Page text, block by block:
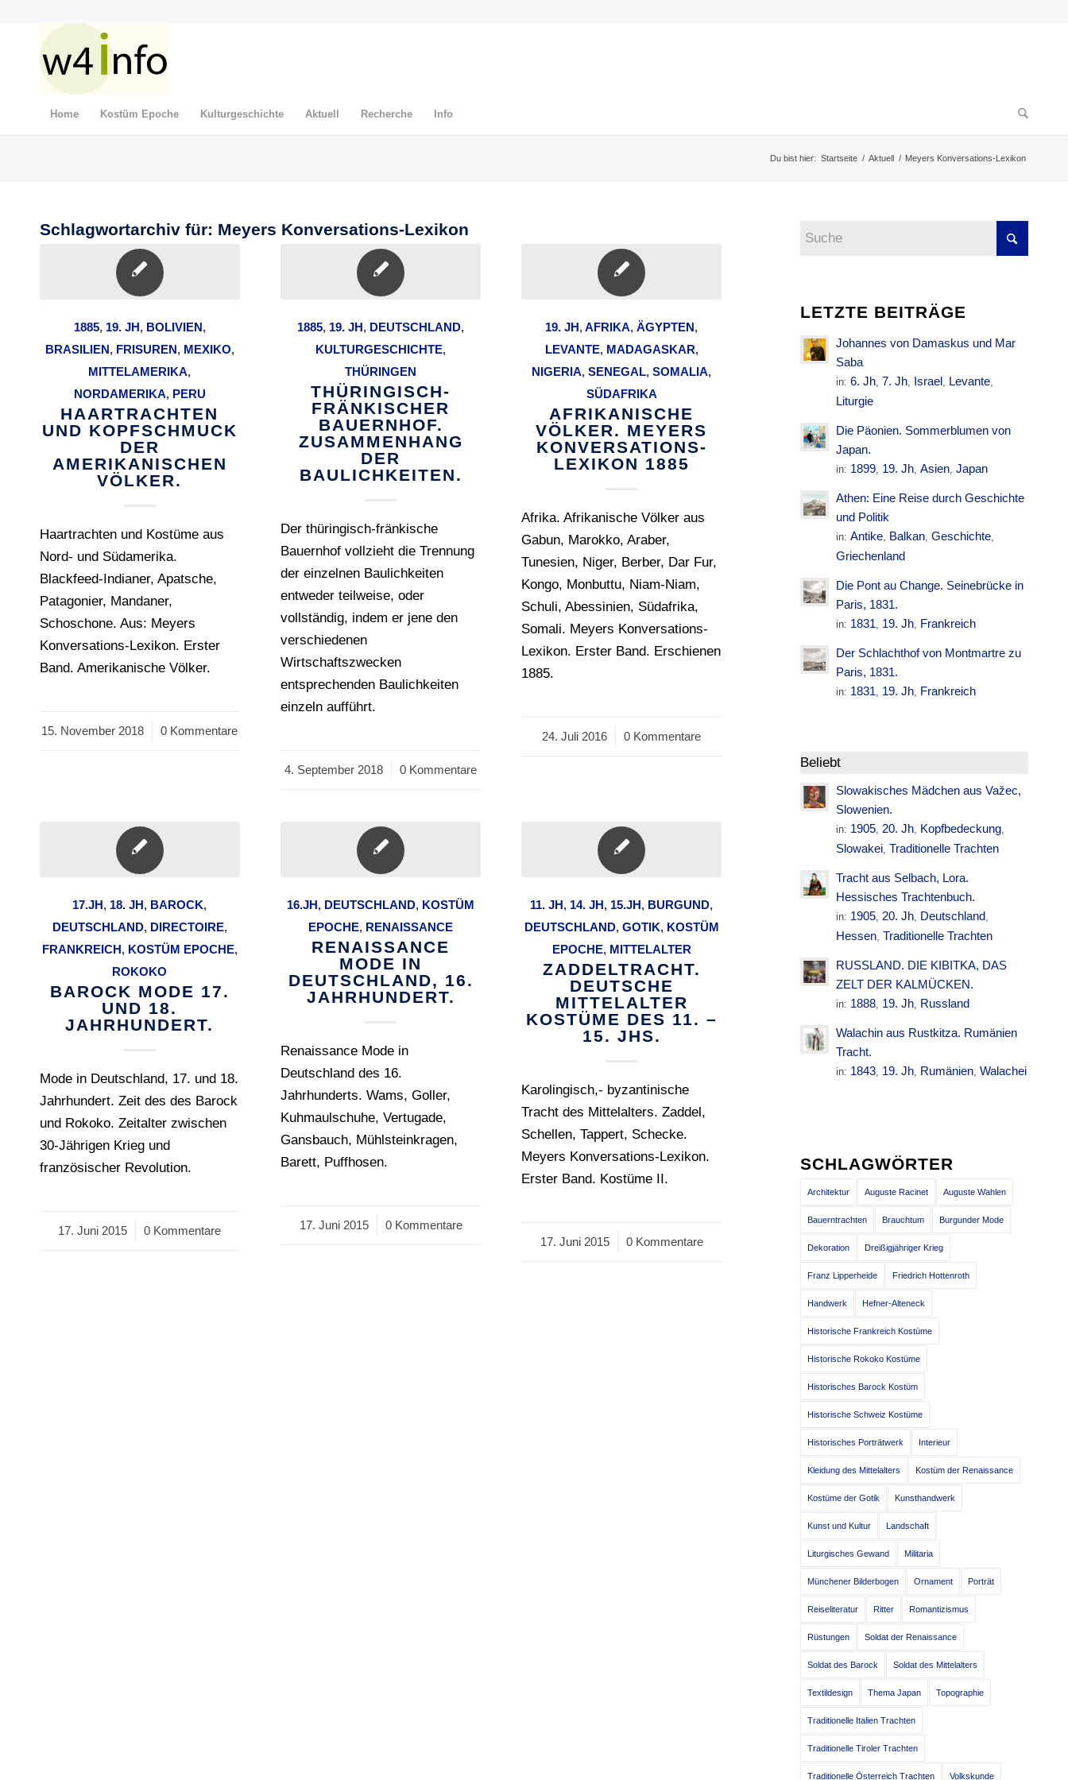
Home Kostüm Epoche Kulturgeschichte Aktuell Recherche Info
Du bist hier: Startseite / Aktuell / Meyers Konversations-Lexikon
Schlagwortarchiv für: Meyers Konversations-Lexikon
1885, 19. JH, BOLIVIEN,
BRASILIEN, FRISUREN, MEXIKO,
MITTELAMERIKA,
NORDAMERIKA, PERU
HAARTRACHTEN
UND KOPFSCHMUCK
DER
AMERIKANISCHEN
VÖLKER.
Haartrachten und Kostüme aus
Nord- und Südamerika.
Blackfeed-Indianer, Apatsche,
Patagonier, Mandaner,
Schoschone. Aus: Meyers
Konversations-Lexikon. Erster
Band. Amerikanische Völker.
15. November 2018
/ 0 Kommentare
1885, 19. JH, DEUTSCHLAND,
KULTURGESCHICHTE,
THÜRINGEN
THÜRINGISCH-
FRÄNKISCHER
BAUERNHOF.
ZUSAMMENHANG
DER
BAULICHKEITEN.
Der thüringisch-fränkische
Bauernhof vollzieht die Trennung
der einzelnen Baulichkeiten
entweder teilweise, oder
vollständig, indem er jene den
verschiedenen
Wirtschaftszwecken
entsprechenden Baulichkeiten
einzeln aufführt.
4. September 2018
/ 0 Kommentare
19. JH,AFRIKA,ÄGYPTEN,
LEVANTE, MADAGASKAR,
NIGERIA,SENEGAL,SOMALIA,
SÜDAFRIKA
AFRIKANISCHE
VÖLKER. MEYERS
KONVERSATIONS-
LEXIKON 1885
Afrika. Afrikanische Völker aus
Gabun, Marokko, Araber,
Tunesien, Niger, Berber, Dar Fur,
Kongo, Monbuttu, Niam-Niam,
Schuli, Abessinien, Südafrika,
Somali. Meyers Konversations-
Lexikon. Erster Band. Erschienen
1885.
24. Juli 2016
/ 0 Kommentare
17.JH, 18. JH, BAROCK,
DEUTSCHLAND, DIRECTOIRE,
FRANKREICH, KOSTÜM EPOCHE,
ROKOKO
BAROCK MODE 17.
UND 18.
JAHRHUNDERT.
Mode in Deutschland, 17. und 18.
Jahrhundert. Zeit des des Barock
und Rokoko. Zeitalter zwischen
30-Jährigen Krieg und
französischer Revolution.
17. Juni 2015
/ 0 Kommentare
16.JH, DEUTSCHLAND, KOSTÜM
EPOCHE, RENAISSANCE
RENAISSANCE
MODE IN
DEUTSCHLAND, 16.
JAHRHUNDERT.
Renaissance Mode in
Deutschland des 16.
Jahrhunderts. Wams, Goller,
Kuhmaulschuhe, Vertugade,
Gansbauch, Mühlsteinkragen,
Barett, Puffhosen.
17. Juni 2015
/ 0 Kommentare
11. JH, 14. JH, 15.JH, BURGUND,
DEUTSCHLAND, GOTIK, KOSTÜM
EPOCHE, MITTELALTER
ZADDELTRACHT.
DEUTSCHE
MITTELALTER
KOSTÜME DES 11. –
15. JHS.
Karolingisch,- byzantinische
Tracht des Mittelalters. Zaddel,
Schellen, Tappert, Schecke.
Meyers Konversations-Lexikon.
Erster Band. Kostüme II.
17. Juni 2015
/ 0 Kommentare
LETZTE BEITRÄGE
Johannes von Damaskus und Mar
Saba
in:6. Jh, 7. Jh, Israel, Levante,
Liturgie
Die Päonien. Sommerblumen von
Japan.
in: 1899, 19. Jh,Asien,Japan
Athen: Eine Reise durch Geschichte
und Politik
in:Antike, Balkan,Geschichte,
Griechenland
Die Pont au Change. Seinebrücke in
Paris, 1831.
in: 1831, 19. Jh, Frankreich
Der Schlachthof von Montmartre zu
Paris, 1831.
in: 1831, 19. Jh, Frankreich
Beliebt
Slowakisches Mädchen aus Važec,
Slowenien.
in: 1905,20. Jh, Kopfbedeckung,
Slowakei, Traditionelle Trachten
Tracht aus Selbach, Lora.
Hessisches Trachtenbuch.
in: 1905,20. Jh, Deutschland,
Hessen, Traditionelle Trachten
RUSSLAND. DIE KIBITKA, DAS
ZELT DER KALMÜCKEN.
in: 1888, 19. Jh, Russland
Walachin aus Rustkitza. Rumänien
Tracht.
in: 1843, 19. Jh, Rumänien,Walachei
SCHLAGWÖRTER
Architektur Auguste Racinet Auguste Wahlen
Bauerntrachten Brauchtum Burgunder Mode
Dekoration Dreißigjähriger Krieg
Franz Lipperheide Friedrich Hottenroth
Handwerk Hefner-Alteneck
Historische Frankreich Kostüme
Historische Rokoko Kostüme
Historisches Barock Kostüm
Historische Schweiz Kostüme
Historisches Porträtwerk Interieur
Kleidung des Mittelalters Kostüm der Renaissance
Kostüme der Gotik Kunsthandwerk
Kunst und Kultur Landschaft
Liturgisches Gewand Militaria
Münchener Bilderbogen Ornament Porträt
Reiseliteratur Ritter Romantizismus
Rüstungen Soldat der Renaissance
Soldat des Barock Soldat des Mittelalters
Textildesign Thema Japan Topographie
Traditionelle Italien Trachten
Traditionelle Tiroler Trachten
Traditionelle Österreich Trachten Volkskunde